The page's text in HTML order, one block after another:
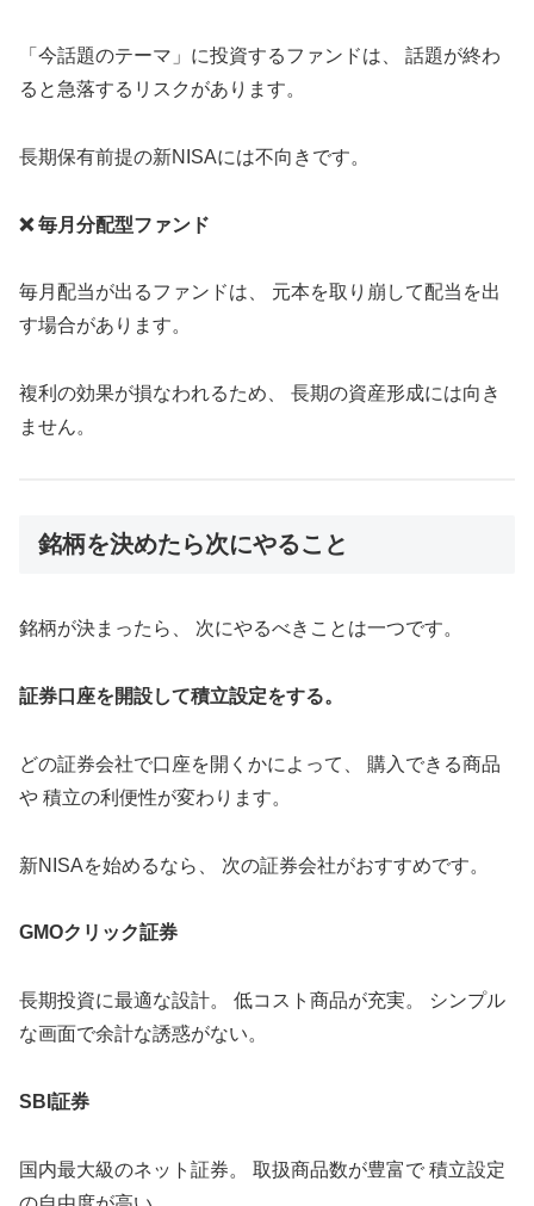
「今話題のテーマ」に投資するファンドは、 話題が終わ
ると急落するリスクがあります。
長期保有前提の新NISAには不向きです。
❌ 毎月分配型ファンド
毎月配当が出るファンドは、 元本を取り崩して配当を出
す場合があります。
複利の効果が損なわれるため、 長期の資産形成には向き
ません。
銘柄を決めたら次にやること
銘柄が決まったら、 次にやるべきことは一つです。
証券口座を開設して積立設定をする。
どの証券会社で口座を開くかによって、 購入できる商品
や 積立の利便性が変わります。
新NISAを始めるなら、 次の証券会社がおすすめです。
GMOクリック証券
長期投資に最適な設計。 低コスト商品が充実。 シンプル
な画面で余計な誘惑がない。
SBI証券
国内最大級のネット証券。 取扱商品数が豊富で 積立設定